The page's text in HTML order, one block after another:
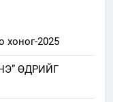
хоног-2025
ӨДРИЙГ